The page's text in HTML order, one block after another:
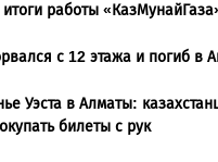
работы
с 12 этажа и погиб в
Уэста в Алматы:
билеты с рук